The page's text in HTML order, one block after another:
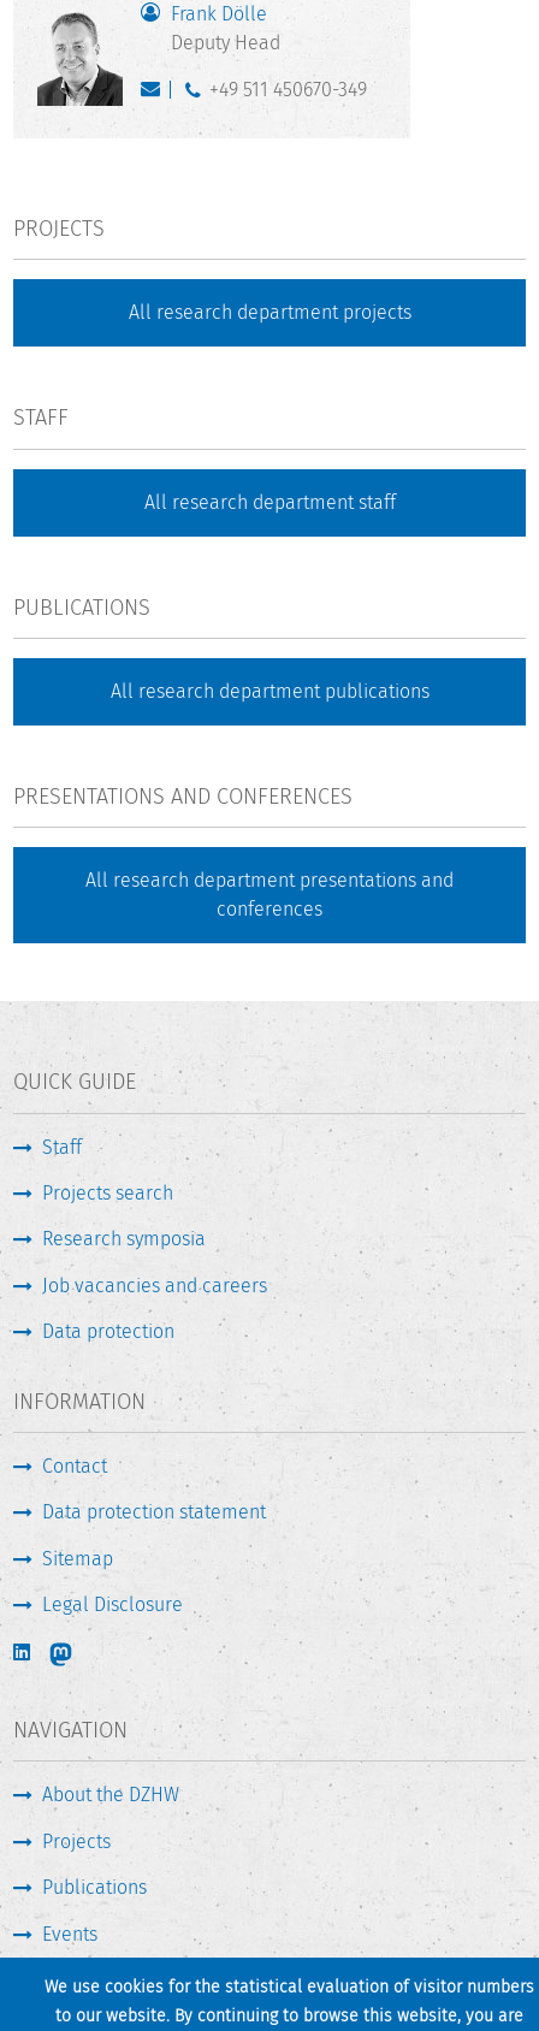
We use cookies for the statistical evaluation of visitor numbers
to our website. By continuing to browse this website, you are
Frank Dölle
Deputy Head
+49 511 450670-349
PROJECTS
All research department projects
STAFF
All research department staff
PUBLICATIONS
All research department publications
PRESENTATIONS AND CONFERENCES
All research department presentations and
conferences
QUICK GUIDE
Staff
Projects search
Research symposia
Job vacancies and careers
Data protection
INFORMATION
Contact
Data protection statement
Sitemap
Legal Disclosure
NAVIGATION
About the DZHW
Projects
Publications
Events
Press & Service